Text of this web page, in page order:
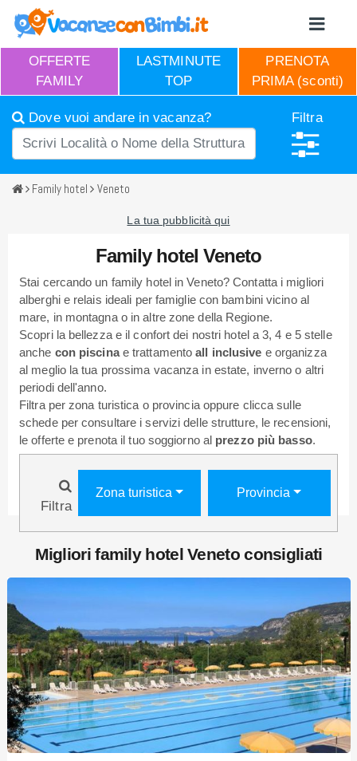
OFFERTE
FAMILY
LASTMINUTE
TOP
PRENOTA
PRIMA (sconti)
Dove vuoi andare in vacanza? Filtra
Family hotel Veneto
La tua pubblicità qui
Family hotel Veneto
Stai cercando un family hotel in Veneto? Contatta i migliori
alberghi e relais ideali per famiglie con bambini vicino al
mare, in montagna o in altre zone della Regione.
Scopri la bellezza e il confort dei nostri hotel a 3, 4 e 5 stelle
anche con piscinae trattamentoall inclusive e organizza
al meglio la tua prossima vacanza in estate, inverno o altri
periodi dell'anno.
Filtra per zona turistica o provincia oppure clicca sulle
schede per consultare i servizi delle strutture, le recensioni,
le offerte e prenota il tuo soggiorno al prezzo più basso.
Filtra
Zona turistica Provincia
Migliori family hotel Veneto consigliati